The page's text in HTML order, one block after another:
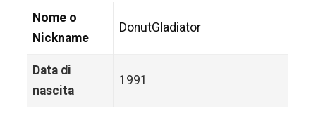
Nome o
Nickname
DonutGladiator
Data di
nascita
1991